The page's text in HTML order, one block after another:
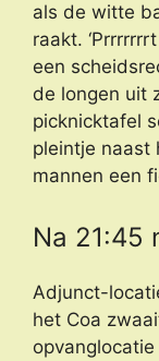
als de witte
raakt.
een
de longen uit
picknicktafel
pleintje naast
mannen een
Na 21:45
Adjunct-
het Coa